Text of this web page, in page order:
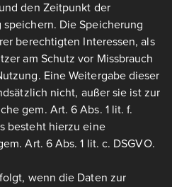
den Zeitpunkt der
Die Speicherung
berechtigten Interessen, als
am Schutz vor Missbrauch
Eine Weitergabe dieser
nicht, außer sie ist zur
gem. Art. 6 Abs. 1 lit. f.
besteht hierzu eine
Art. 6 Abs. 1 lit. c. DSGVO.
wenn die Daten zur